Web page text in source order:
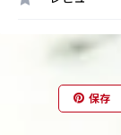
保存